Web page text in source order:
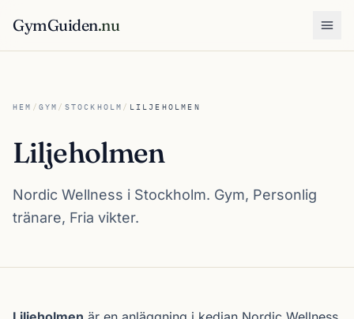
GymGuiden.nu
HEM / GYM / STOCKHOLM / LILJEHOLMEN
Liljeholmen
Nordic Wellness i Stockholm. Gym, Personlig
tränare, Fria vikter.
Om Liljeholmen